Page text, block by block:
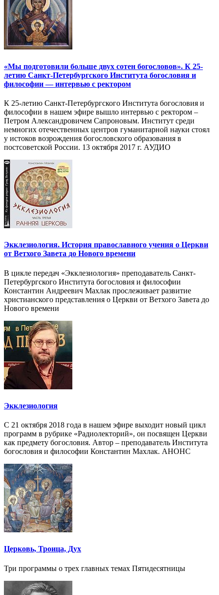
«Мы подготовили больше двух сотен богословов». К 25-
летию Санкт-Петербургского Института богословия и
философии — интервью с ректором
К 25-летию Санкт-Петербургского Института богословия и
философии в нашем эфире вышло интервью с ректором –
Петром Александровичем Сапроновым. Институт среди
немногих отечественных центров гуманитарной науки стоял
у истоков возрождения богословского образования в
постсоветской России. 13 октября 2017 г. АУДИО
Экклезиология. История православного учения о Церкви
от Ветхого Завета до Нового времени
В цикле передач «Экклезиология» преподаватель Санкт-
Петербургского Института богословия и философии
Константин Андреевич Махлак прослеживает развитие
христианского представления о Церкви от Ветхого Завета до
Нового времени
Экклезиология
С 21 октября 2018 года в нашем эфире выходит новый цикл
программ в рубрике «Радиолекторий», он посвящен Церкви
как предмету богословия. Автор – преподаватель Института
богословия и философии Константин Махлак. АНОНС
Церковь, Троица, Дух
Три программы о трех главных темах Пятидесятницы